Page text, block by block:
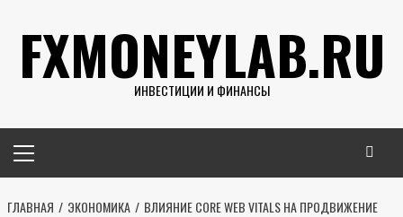
содержимому
FXMONEYLAB.RU
ИНВЕСТИЦИИ И ФИНАНСЫ
меню
ГЛАВНАЯ ЭКОНОМИКА
ВЛИЯНИЕ CORE WEB VITALS НА ПРОДВИЖЕНИЕ